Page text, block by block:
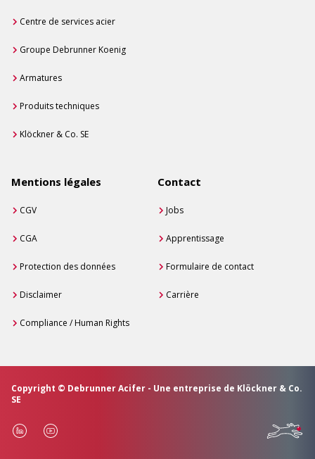
Centre de services acier
Groupe Debrunner Koenig
Armatures
Produits techniques
Klöckner & Co. SE
Mentions légales
CGV
CGA
Protection des données
Disclaimer
Compliance / Human Rights
Contact
Jobs
Apprentissage
Formulaire de contact
Carrière
Copyright © Debrunner Acifer - Une entreprise de Klöckner & Co.
SE